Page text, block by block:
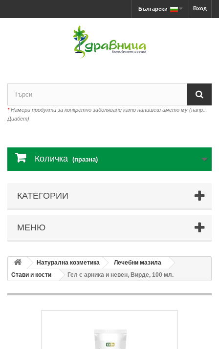
Вход
Български
*Намери продукти за конкретно заболяване като напишеш името му (напр.:
Диабет)
Количка (празна)
КАТЕГОРИИ
МЕНЮ
Натурална козметика
Лечебни мазила
Стави и кости
Гел с арника и невен, Вирде, 100 мл.